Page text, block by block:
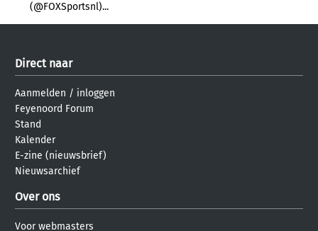
(@FOXSportsnl)...
Direct naar
Aanmelden / inloggen
Feyenoord Forum
Stand
Kalender
E-zine (nieuwsbrief)
Nieuwsarchief
Over ons
Voor webmasters